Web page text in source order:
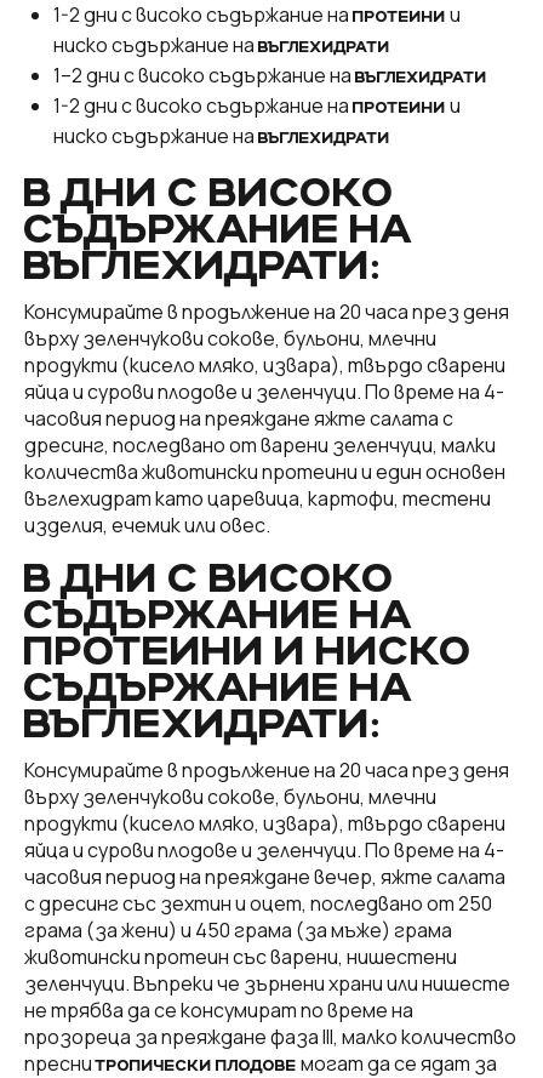
1-2 дни с високо съдържание на ПРОТЕИНИ и
ниско съдържание на ВЪГЛЕХИДРАТИ
1–2 дни с високо съдържание на ВЪГЛЕХИДРАТИ
1-2 дни с високо съдържание на ПРОТЕИНИ и
ниско съдържание на ВЪГЛЕХИДРАТИ
В ДНИ С ВИСОКО
СЪДЪРЖАНИЕ НА
ВЪГЛЕХИДРАТИ:
Консумирайте в продължение на 20 часа през деня
върху зеленчукови сокове, бульони, млечни
продукти (кисело мляко, извара), твърдо сварени
яйца и сурови плодове и зеленчуци. По време на 4-
часовия период на преяждане яжте салата с
дресинг, последвано от варени зеленчуци, малки
количества животински протеини и един основен
въглехидрат като царевица, картофи, тестени
изделия, ечемик или овес.
В ДНИ С ВИСОКО
СЪДЪРЖАНИЕ НА
ПРОТЕИНИ И НИСКО
СЪДЪРЖАНИЕ НА
ВЪГЛЕХИДРАТИ:
Консумирайте в продължение на 20 часа през деня
върху зеленчукови сокове, бульони, млечни
продукти (кисело мляко, извара), твърдо сварени
яйца и сурови плодове и зеленчуци. По време на 4-
часовия период на преяждане вечер, яжте салата
с дресинг със зехтин и оцет, последвано от 250
грама (за жени) и 450 грама (за мъже) грама
животински протеин със варени, нишестени
зеленчуци. Въпреки че зърнени храни или нишесте
не трябва да се консумират по време на
прозореца за преяждане фаза III, малко количество
пресниТРОПИЧЕСКИ ПЛОДОВЕ могат да се ядат за